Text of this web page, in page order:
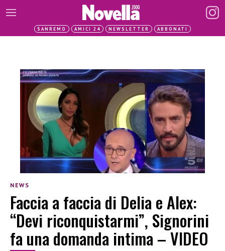
SANREMO AMICI 24 NEWSLETTER ABBONATI
NEWS
Faccia a faccia di Delia e Alex:
“Devi riconquistarmi”, Signorini
fa una domanda intima – VIDEO